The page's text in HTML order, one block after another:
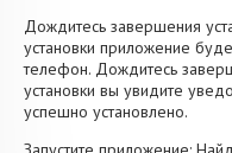
Дождитесь завершения
установки приложение
телефон. Дождитесь
установки вы увидите
успешно установлено.